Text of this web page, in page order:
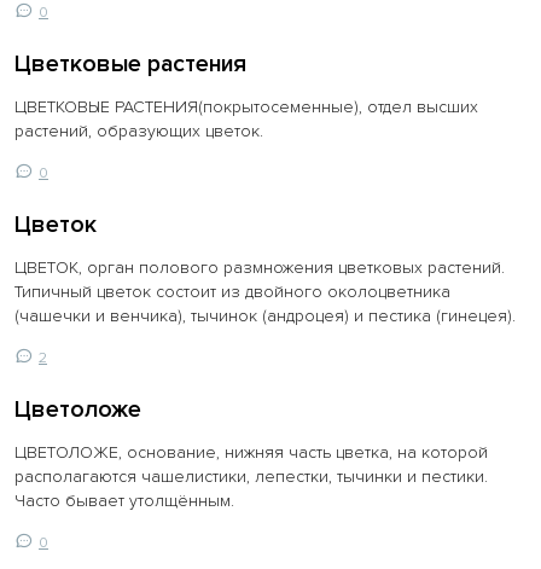
0
Цветковые растения
ЦВЕТКОВЫЕ РАСТЕНИЯ(покрытосеменные), отдел высших
растений, образующих цветок.
0
Цветок
ЦВЕТОК, орган полового размножения цветковых растений.
Типичный цветок состоит из двойного околоцветника
(чашечки и венчика), тычинок (андроцея) и пестика (гинецея).
2
Цветоложе
ЦВЕТОЛОЖЕ, основание, нижняя часть цветка, на которой
располагаются чашелистики, лепестки, тычинки и пестики.
Часто бывает утолщённым.
0